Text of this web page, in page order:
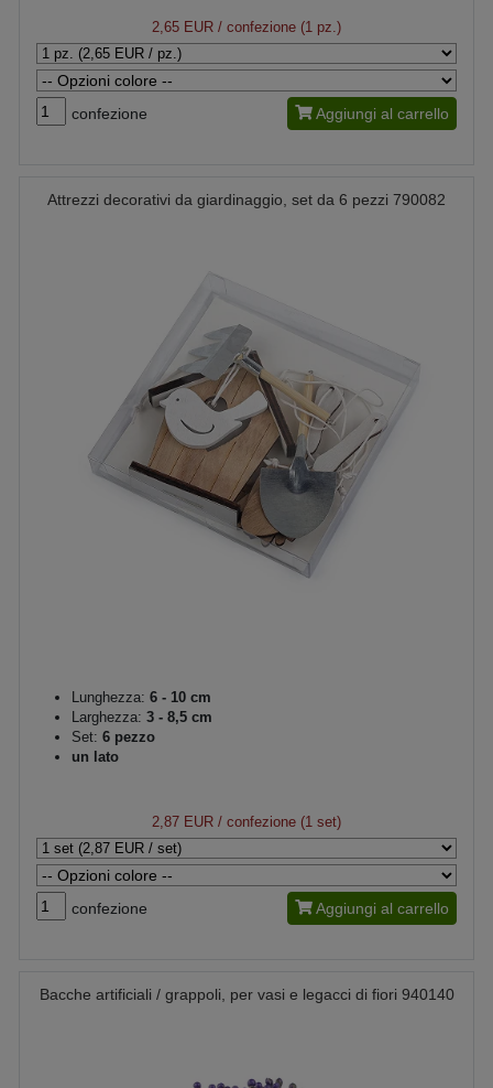
2,65 EUR / confezione (1 pz.)
confezione Aggiungi al carrello
Attrezzi decorativi da giardinaggio, set da 6 pezzi 790082
Lunghezza: 6 - 10 cm
Larghezza: 3 - 8,5 cm
Set: 6 pezzo
un lato
2,87 EUR / confezione (1 set)
confezione Aggiungi al carrello
Bacche artificiali / grappoli, per vasi e legacci di fiori 940140